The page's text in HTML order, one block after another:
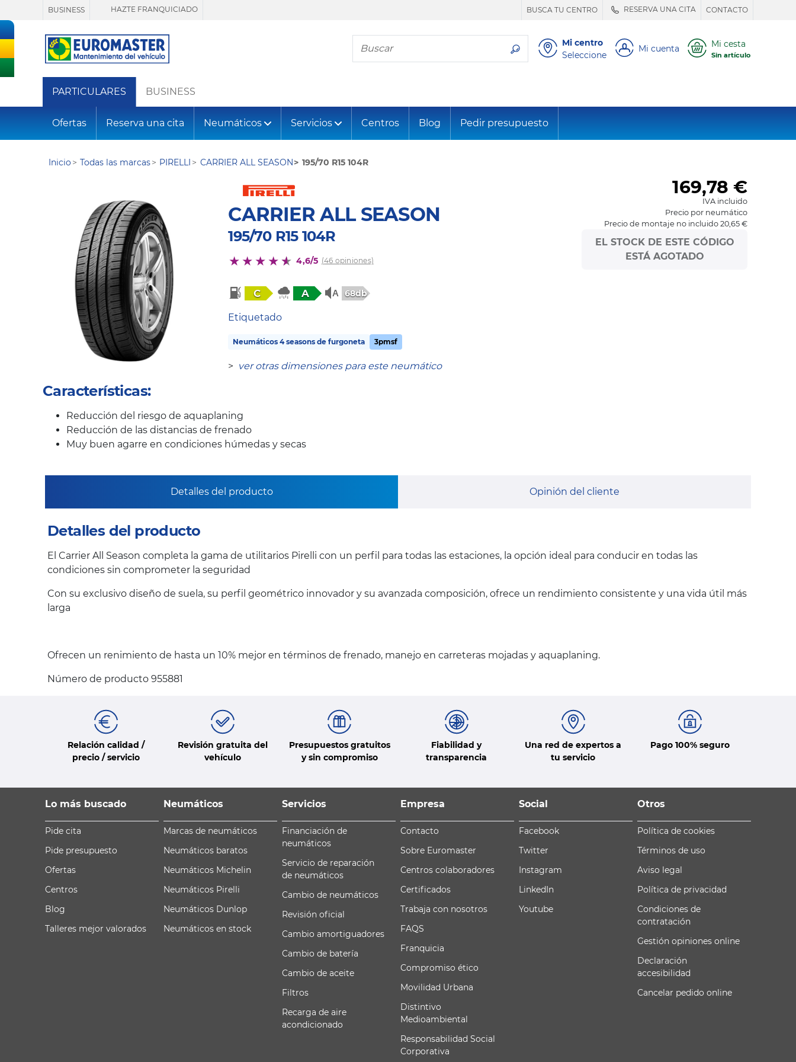
BUSINESS HAZTE FRANQUICIADO BUSCA TU CENTRO RESERVA UNA CITA CONTACTO
Busca tu neumático
Mi centro
Seleccione
Mi cuenta Mi cesta
Sin artículo
PARTICULARES BUSINESS
Ofertas Reserva una cita Neumáticos Servicios Centros Blog Pedir presupuesto
Inicio Todas las marcas PIRELLI CARRIER ALL SEASON 195/70 R15 104R
CARRIER ALL SEASON
195/70 R15 104R
4,6/5 (46 opiniones)
C A 68db
Etiquetado
Neumáticos 4 seasons de furgoneta 3pmsf
> ver otras dimensiones para este neumático
169,78 €
IVA incluido
Precio por neumático
Precio de montaje no incluido 20,65 €
EL STOCK DE ESTE CÓDIGO
ESTÁ AGOTADO
Características:
Reducción del riesgo de aquaplaning
Reducción de las distancias de frenado
Muy buen agarre en condiciones húmedas y secas
Detalles del producto Opinión del cliente
Detalles del producto
El Carrier All Season completa la gama de utilitarios Pirelli con un perfil para todas las estaciones, la opción ideal para conducir en todas las
condiciones sin comprometer la seguridad
Con su exclusivo diseño de suela, su perfil geométrico innovador y su avanzada composición, ofrece un rendimiento consistente y una vida útil más
larga
Ofrecen un renimiento de hasta un 10% mejor en términos de frenado, manejo en carreteras mojadas y aquaplaning.
Número de producto 955881
Relación calidad /
precio / servicio
Revisión gratuita del
vehículo
Presupuestos gratuitos
y sin compromiso
Fiabilidad y
transparencia
Una red de expertos a
tu servicio
Pago 100% seguro
Lo más buscado
Pide cita
Pide presupuesto
Ofertas
Centros
Blog
Talleres mejor valorados
Neumáticos
Marcas de neumáticos
Neumáticos baratos
Neumáticos Michelin
Neumáticos Pirelli
Neumáticos Dunlop
Neumáticos en stock
Servicios
Financiación de
neumáticos
Servicio de reparación
de neumáticos
Cambio de neumáticos
Revisión oficial
Cambio amortiguadores
Cambio de batería
Cambio de aceite
Filtros
Recarga de aire
acondicionado
Empresa
Contacto
Sobre Euromaster
Centros colaboradores
Certificados
Trabaja con nosotros
FAQS
Franquicia
Compromiso ético
Movilidad Urbana
Distintivo
Medioambiental
Responsabilidad Social
Corporativa
Social
Facebook
Twitter
Instagram
LinkedIn
Youtube
Otros
Política de cookies
Términos de uso
Aviso legal
Política de privacidad
Condiciones de
contratación
Gestión opiniones online
Declaración
accesibilidad
Cancelar pedido online